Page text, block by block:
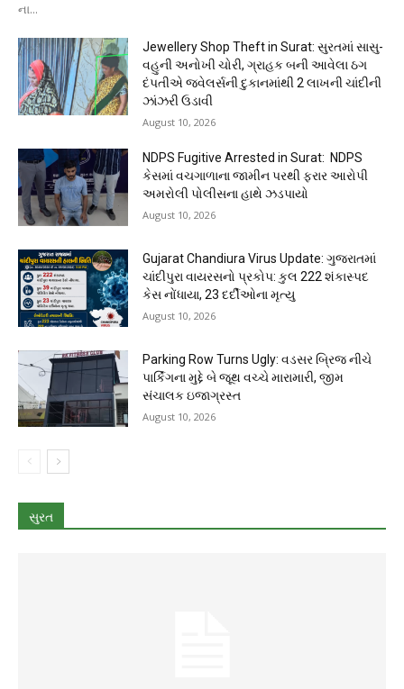
ના...
Jewellery Shop Theft in Surat: સુરતમાં સાસુ-
વહુની અનોખી ચોરી, ગ્રાહક બની આવેલા ઠગ
દંપતીએ જ્વેલર્સની દુકાનમાંથી 2 લાખની ચાંદીની
ઝાંઝરી ઉડાવી
August 10, 2026
NDPS Fugitive Arrested in Surat: NDPS
કેસમાં વચગાળાના જામીન પરથી ફરાર આરોપી
અમરોલી પોલીસના હાથે ઝડપાયો
August 10, 2026
Gujarat Chandiura Virus Update: ગુજરાતમાં
ચાંદીપુરા વાયરસનો પ્રકોપ: કુલ 222 શંકાસ્પદ
કેસ નોંધાયા, 23 દર્દીઓના મૃત્યુ
August 10, 2026
Parking Row Turns Ugly: વડસર બ્રિજ નીચે
પાર્કિંગના મુદ્દે બે જૂથ વચ્ચે મારામારી, જીમ
સંચાલક ઇજાગ્રસ્ત
August 10, 2026
સુરત